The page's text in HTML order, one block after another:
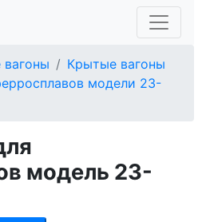
вагоны
Крытые вагоны
модели 23-
модель 23-